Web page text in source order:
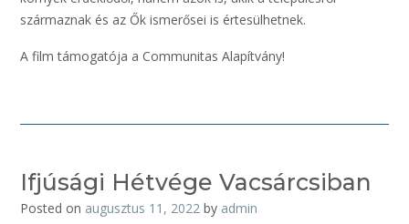
származnak és az Ők ismerősei is értesülhetnek.
A film támogatója a Communitas Alapítvány!
Ifjúsági Hétvége Vacsárcsiban
Posted on augusztus 11, 2022 by admin